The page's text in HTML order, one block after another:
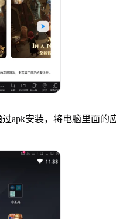
安装，将电脑里面的